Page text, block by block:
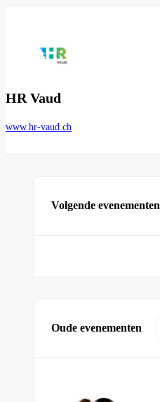
HR Vaud
www.hr-vaud.ch
Volgende evenementen
Oude evenementen